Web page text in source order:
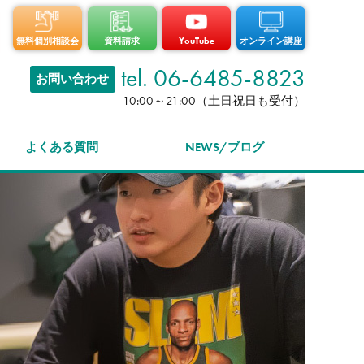
無料個別相談会 資料請求 YouTube オンライン講座
お問い合わせ tel. 06-6485-8823
10:00～21:00（土日祝日も受付）
よくある質問 NEWS/ブログ